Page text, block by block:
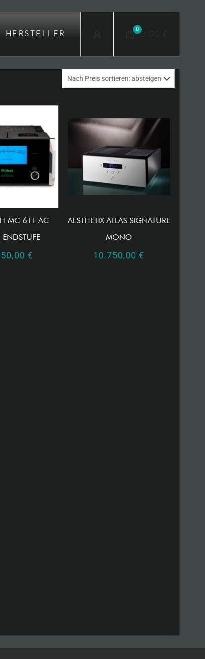
HERSTELLER
0 0,00 €
MC 611 AC
€
AESTHETIX ATLAS SIGNATURE
MONO
10.750,00 €